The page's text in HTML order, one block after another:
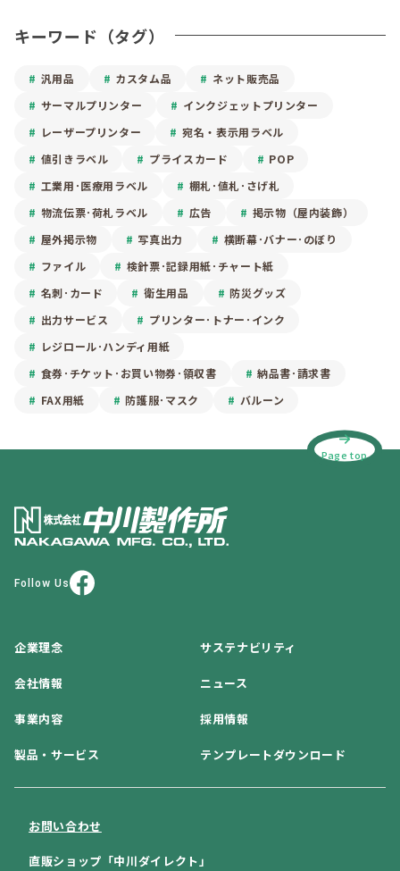
キーワード（タグ）
汎用品 カスタム品
ネット販売品
サーマルプリンター
インクジェットプリンター
レーザープリンター
宛名・表示用ラベル
値引きラベル
プライスカード
POP
工業用･医療用ラベル
棚札･値札･さげ札
物流伝票･荷札ラベル
広告
掲示物（屋内装飾）
屋外掲示物
写真出力
横断幕･バナー･のぼり
ファイル
検針票･記録用紙･チャート紙
名刺･カード
衛生用品
防災グッズ
出力サービス
プリンター･トナー･インク
レジロール･ハンディ用紙
食券･チケット･お買い物券･領収書
納品書･請求書
FAX用紙
防護服･マスク バルーン
Page top
Follow Us
企業理念 サステナビリティ
会社情報 ニュース
事業内容 採用情報
製品・サービス テンプレートダウンロード
お問い合わせ
直販ショップ「中川ダイレクト」